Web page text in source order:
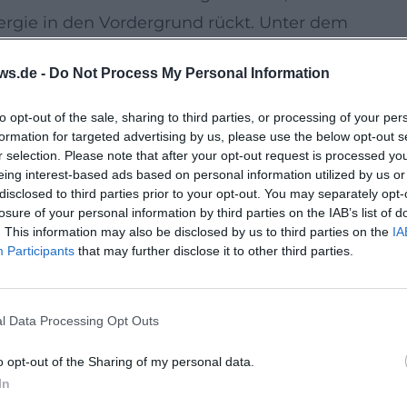
- Do Not Process My Personal Information
opt-out of the sale, sharing to third parties, or processing of your
for targeted advertising by us, please use the below opt-out
selection. Please note that after your opt-out request is processed
interest-based ads based on personal information utilized by us
to third parties prior to your opt-out. You may separately
of your personal information by third parties on the IAB’s list of
This information may also be disclosed by us to third parties on the
Participants that may further disclose it to other third parties.
Data Processing Opt Outs
opt-out of the Sharing of my personal data.
in den Vordergrund rückt. Unter dem
ausdrücklich an alle Interessierten.
am-stahlmuseum?utm_source=openai))
April 2026 eröffnet und ergänzt das
Veranstaltungs- und Begegnungssaal. Der
zum etwa 1000 Quadratmeter großen
Yoga-Stunde im Garten statt, der mit
sowie Sitzgelegenheiten eine ruhige Kulisse
am-stahlmuseum?
Straße 31 in 85435 Erding und ist Teil des
erschlossen; laut Museumsangaben sind